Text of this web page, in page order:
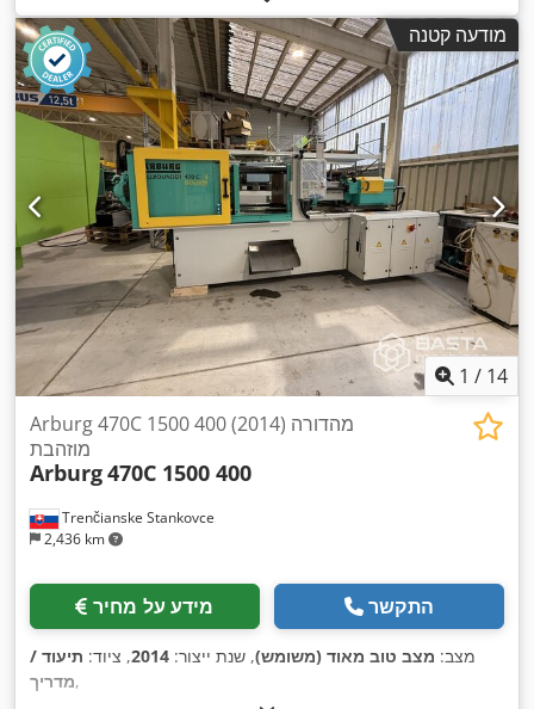
מודעה קטנה
1 / 14
Trenčianske Stankovce
2,436 km
Arburg 470C 1500 400 (2014) מהדורה
מוזהבת
Arburg470C 1500 400
מידע על מחיר התקשר
מצב: מצב טוב מאוד (משומש), שנת ייצור: 2014, ציוד: תיעוד /
מדריך,